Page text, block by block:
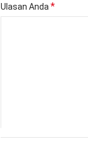
Ulasan Anda *